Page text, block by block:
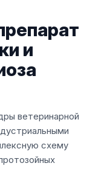
и
ветеринарной
схему